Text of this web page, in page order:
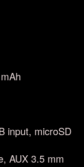
input, microSD
AUX 3.5 mm